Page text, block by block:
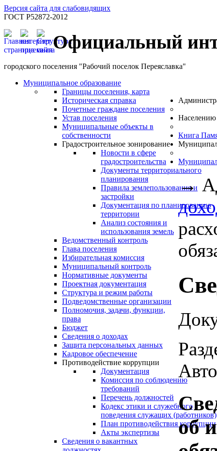
Версия сайта для слабовидящих
ГОСТ Р52872-2012
Официальный
городского поселения "Рабочий поселок Переяславка"
Муниципальное образование
Границы поселения, карта
Историческая справка
Почетные граждане поселения
Устав поселения
Муниципальные объекты в
собственности
Градостроительное зонирование
Новости в сфере
градостроительства
Документы территориального
планирования
Правила землепользования и
застройки
Документация по планированию
территории
Анализ состояния и
использования земель
Ведомственный контроль
Глава поселения
Избирательная комиссия
Муниципальный контроль
Нормативные документы
Проектная документация
Структура и режим работы
Подведомственные организации
Полномочия, задачи, функции,
права
Бюджет
Сведения о доходах
Защита персональных данных
Кадровое обеспечение
Противодействие коррупции
Документация
Комиссия по соблюдению
требований
Перечень должностей
Кодекс этики и служебного
поведения служащих (работников)
План противодействия коррупции
Акты экспертизы
Сведения о вакантных
Населению
Книга
→
об